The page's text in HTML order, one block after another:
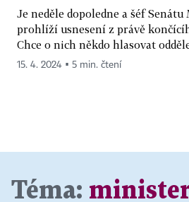
Je neděle dopoledne a šéf
prohlíží usnesení z právě
Chce o nich někdo hlasovat
15. 4. 2024 ▪ 5 min. čtení
Téma: